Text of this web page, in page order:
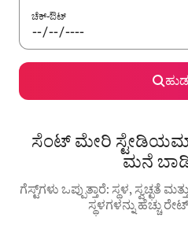
ಚೆಕ್-ಔಟ್
ಸೆಂಟ್ ಮೇರಿ
ಮನೆ
ಗೆಸ್ಟ್‌ಗಳು ಒಪ್ಪುತ್ತಾರೆ: ಸ್ಥಳ, ಸ್ವಚ್ಛತೆ
ಸ್ಥಳಗಳನ್ನು ಹೆಚ್ಚು